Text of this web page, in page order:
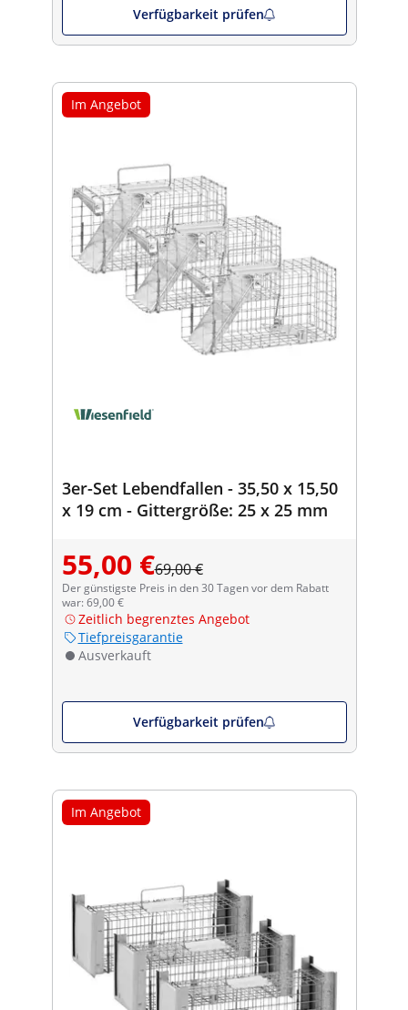
Verfügbarkeit prüfen
Im Angebot
3er-Set Lebendfallen - 35,50 x 15,50
x 19 cm - Gittergröße: 25 x 25 mm
55,00 €69,00 €
Der günstigste Preis in den 30 Tagen vor dem Rabatt
war: 69,00 €
Zeitlich begrenztes Angebot
Tiefpreisgarantie
Ausverkauft
Verfügbarkeit prüfen
Im Angebot